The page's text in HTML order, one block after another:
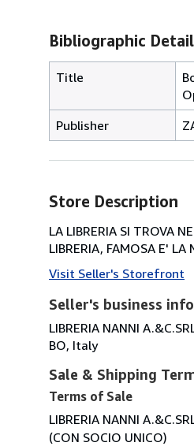
Bibliographic
Title
Publisher
Store Description
LA LIBRERIA SI TROVA
LIBRERIA, FAMOSA E' LA
Visit Seller's Storefront
Seller's business
LIBRERIA NANNI
BO, Italy
Sale & Shipping
Terms of Sale
LIBRERIA NANNI
(CON SOCIO UNICO)